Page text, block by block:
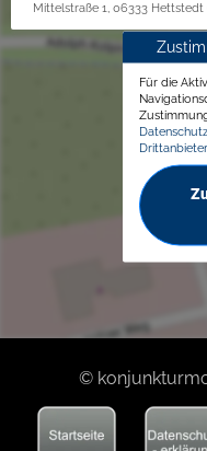
Mittelstraße 1, 06333
Für die
©